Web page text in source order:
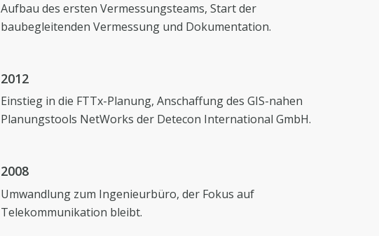
Aufbau des ersten Vermessungsteams, Start der
baubegleitenden Vermessung und Dokumentation.
2012
Einstieg in die FTTx-Planung, Anschaffung des GIS-nahen
Planungstools NetWorks der Detecon International GmbH.
2008
Umwandlung zum Ingenieurbüro, der Fokus auf
Telekommunikation bleibt.